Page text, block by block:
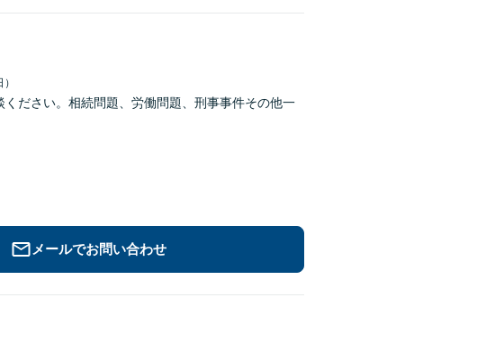
ださい。相続問題、労働問題、刑事事件その他一
メールでお問い合わせ